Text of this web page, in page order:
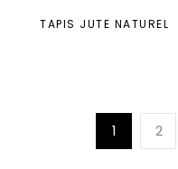
TAPIS JUTE NATUREL
1 2